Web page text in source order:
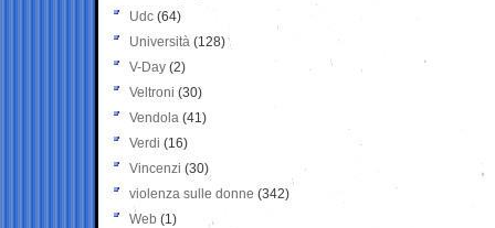
Udc (64)
Università (128)
V-Day (2)
Veltroni (30)
Vendola (41)
Verdi (16)
Vincenzi (30)
violenza sulle donne (342)
Web (1)